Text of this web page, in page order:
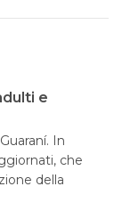
e
In
che
della